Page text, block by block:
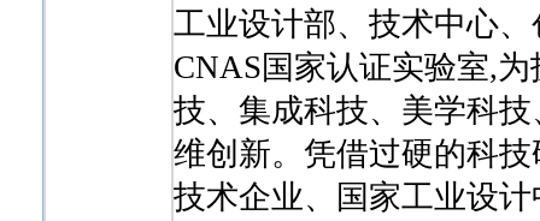
工业设计部、技术中心
CNAS国家认证实验室,
技、集成科技、美学科
维创新。凭借过硬的科
技术企业、国家工业设